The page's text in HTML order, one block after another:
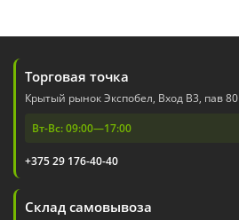
Торговая точка
Крытый рынок Экспобел, Вход В3, пав 80
Вт-Вс: 09:00—17:00
+375 29 176-40-40
Склад самовывоза